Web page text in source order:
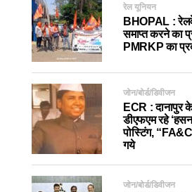
रेल यूनियन
BHOPAL :
समाप्त करने का
PMRKP का
जोन/बोर्ड/डिवीजन
ECR : दानापुर
डीएफएम रहे
पोस्टिंग,
गये
जोन/बोर्ड/डिवीजन